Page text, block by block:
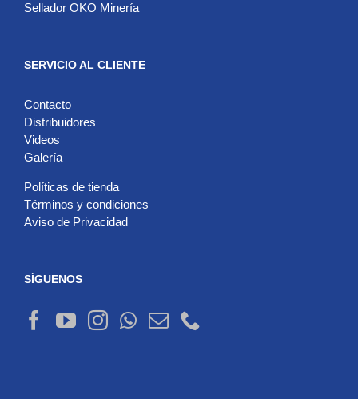
Sellador OKO Minería
SERVICIO AL CLIENTE
Contacto
Distribuidores
Videos
Galería
Políticas de tienda
Términos y condiciones
Aviso de Privacidad
SÍGUENOS